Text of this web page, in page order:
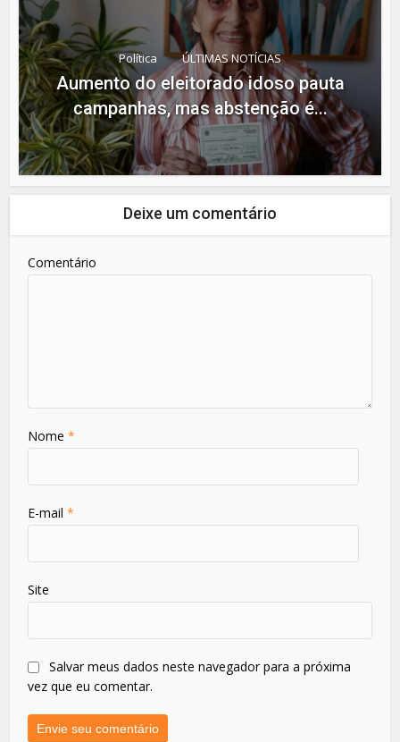
Política ÚLTIMAS NOTÍCIAS
Aumento do eleitorado idoso pauta
campanhas, mas abstenção é...
Deixe um comentário
Comentário
Nome*
E-mail*
Site
Salvar meus dados neste navegador para a próxima
vez que eu comentar.